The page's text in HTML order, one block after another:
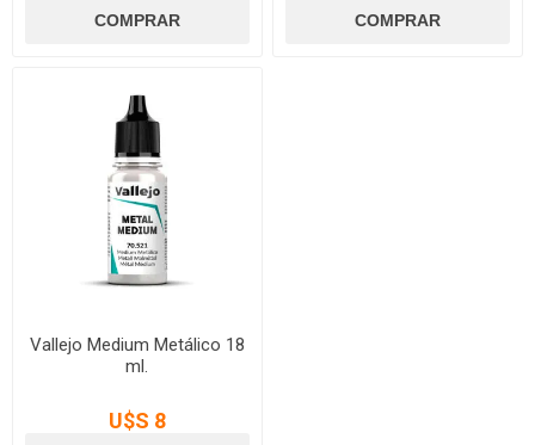
Vallejo Medium Metálico 18
ml.
U$S 8